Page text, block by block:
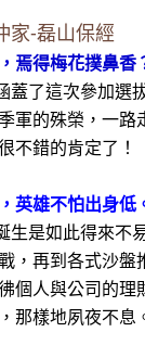
家-磊山保經
焉得梅花撲鼻香
了這次參加選
軍的殊榮，一
不錯的肯定了！
英雄不怕出身低
是如此得來不
，再到各式沙
個人與公司的
那樣地夙夜不息